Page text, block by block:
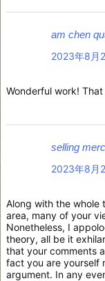
am chen
2023年8月
Wonderful work!
selling
2023年8月
Along with the whole
area, many of your
Nonetheless, I
theory, all be it
that your comments
fact you are yourself
argument. In any